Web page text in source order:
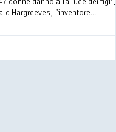
Hargreeves, l'inventore...